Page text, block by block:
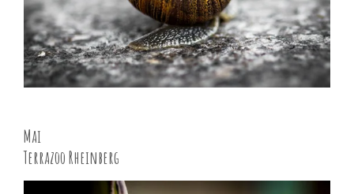
Mai
Terrazoo Rheinberg